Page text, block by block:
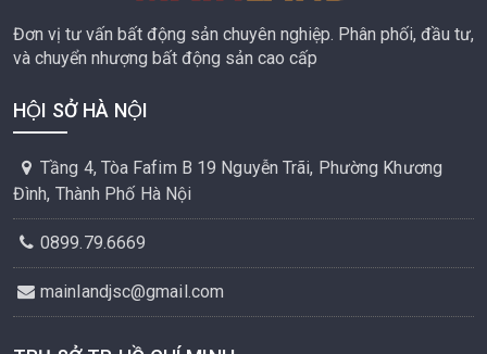
Đơn vị tư vấn bất động sản chuyên nghiệp. Phân phối, đầu tư,
và chuyển nhượng bất động sản cao cấp
HỘI SỞ HÀ NỘI
Tầng 4, Tòa Fafim B 19 Nguyễn Trãi, Phường Khương
Đình, Thành Phố Hà Nội
0899.79.6669
mainlandjsc@gmail.com